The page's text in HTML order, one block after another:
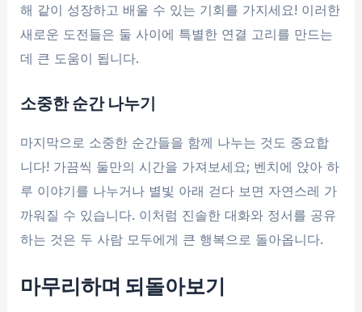
해 같이 성장하고 배울 수 있는 기회를 가지세요! 이러한
새로운 도전들은 둘 사이에 특별한 연결 고리를 만드는
데 큰 도움이 됩니다.
소중한 순간 나누기
마지막으로 소중한 순간들을 함께 나누는 것도 중요합
니다! 가끔씩 둘만의 시간을 가져보세요; 벤치에 앉아 하
루 이야기를 나누거나 별빛 아래 걷다 보면 자연스레 가
까워질 수 있습니다. 이처럼 진솔한 대화와 정서를 공유
하는 것은 두 사람 모두에게 큰 행복으로 돌아옵니다.
마무리하며 되돌아보기